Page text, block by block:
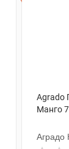
Agrado
Манго
Аградо